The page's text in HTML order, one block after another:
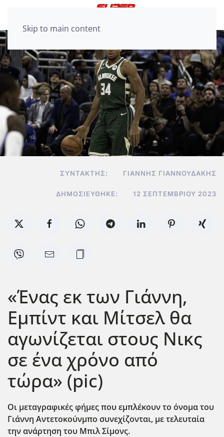
Skip to main content
ΣΥΝΤΆΚΤΗΣ: ΓΙΆΝΝΗΣ ΓΙΑΝΝΟΥΔΆΚΗΣ
ΔΗΜΟΣΙΕΎΘΗΚΕ: 12 ΣΕΠΤΕΜΒΡΊΟΥ 2023
«Ένας εκ των Γιάννη,
Εμπίντ και Μίτσελ θα
αγωνίζεται στους Νικς
σε ένα χρόνο από
τώρα» (pic)
Οι μεταγραφικές φήμες που εμπλέκουν το όνομα του
Γιάννη Αντετοκούνμπο συνεχίζονται, με τελευταία
την ανάρτηση του Μπιλ Σίμονς.